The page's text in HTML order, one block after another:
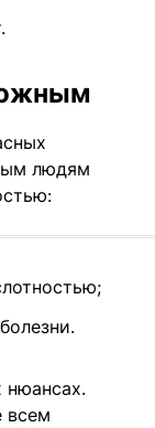
людям
нюансах.
всем